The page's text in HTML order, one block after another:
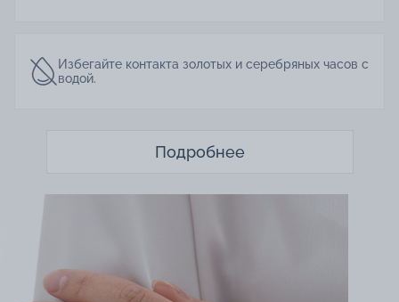
Избегайте контакта золотых и серебряных часов с
водой.
Подробнее